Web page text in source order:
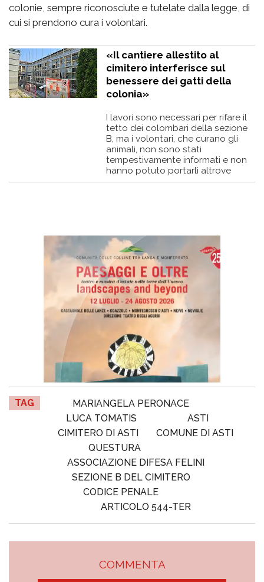
colonie, sempre riconosciute e tutelate dalla legge, di
cui si prendono cura i volontari.
«Il cantiere allestito al
cimitero interferisce sul
benessere dei gatti della
colonia»
I lavori sono necessari per rifare il
tetto dei colombari della sezione
B, ma i volontari, che curano gli
animali, non sono stati
tempestivamente informati e non
hanno potuto portarli altrove
TAG
MARIANGELA PERONACE
LUCA TOMATIS
ASTI
CIMITERO DI ASTI
COMUNE DI ASTI
QUESTURA
ASSOCIAZIONE DIFESA FELINI
SEZIONE B DEL CIMITERO
CODICE PENALE
ARTICOLO 544-TER
COMMENTA